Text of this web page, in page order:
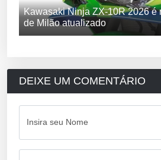
Kawasaki Ninja ZX-10R 2026 é
de Milão atualizado
DEIXE UM COMENTÁRIO
Insira seu Nome